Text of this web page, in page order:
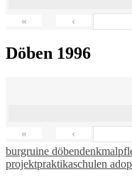
« ‹
Döben 1996
« ‹
burgruine döben
projektpraktikaschulen